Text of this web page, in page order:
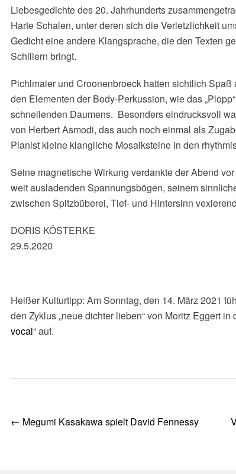
Liebesgedichte des 20. Jahrhunderts
Harte Schalen, unter deren sich die Verletzlichkeit
Gedicht eine andere Klangsprache, die den Texten
Schillern bringt.
Pichlmaier und Croonenbroeck hatten sichtlich
den Elementen der Body-Perkussion, wie das
schnellenden Daumens. Besonders eindrucksvoll
von Herbert Asmodi, das auch noch einmal als
Pianist kleine klangliche Mosaiksteine in den
Seine magnetische Wirkung verdankte der Abend
weit ausladenden Spannungsbögen, seinem
zwischen Spitzbüberei, Tief- und Hintersinn
DORIS KÖSTERKE
29.5.2020
Heißer Kulturtipp: Am Sonntag, den 14. März 2021
den Zyklus „neue dichter lieben“ von Moritz Eggert
vocal“ auf.
Post
navigation
← Megumi Kasakawa spielt David Fennessy